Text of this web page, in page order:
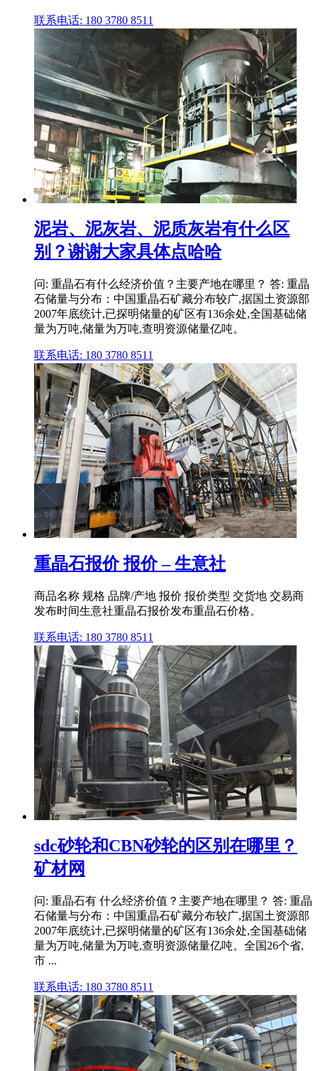
联系电话: 180 3780 8511
泥岩、泥灰岩、泥质灰岩有什么区
别？谢谢大家具体点哈哈
问: 重晶石有什么经济价值？主要产地在哪里？ 答: 重晶
石储量与分布：中国重晶石矿藏分布较广,据国土资源部
2007年底统计,已探明储量的矿区有136余处,全国基础储
量为万吨,储量为万吨,查明资源储量亿吨。
联系电话: 180 3780 8511
重晶石报价 报价 – 生意社
商品名称 规格 品牌/产地 报价 报价类型 交货地 交易商
发布时间生意社重晶石报价发布重晶石价格。
联系电话: 180 3780 8511
sdc砂轮和CBN砂轮的区别在哪里？
矿材网
问: 重晶石有 什么经济价值？主要产地在哪里？ 答: 重晶
石储量与分布：中国重晶石矿藏分布较广,据国土资源部
2007年底统计,已探明储量的矿区有136余处,全国基础储
量为万吨,储量为万吨,查明资源储量亿吨。全国26个省,
市 ...
联系电话: 180 3780 8511